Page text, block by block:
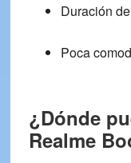
Duración
Poca
¿Dónde
Realme